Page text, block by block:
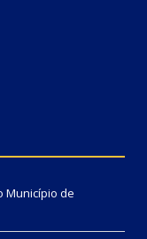
Município de